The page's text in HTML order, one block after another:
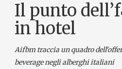
Il punto
in hotel
Aifbm traccia un quadro
beverage negli alberghi italiani